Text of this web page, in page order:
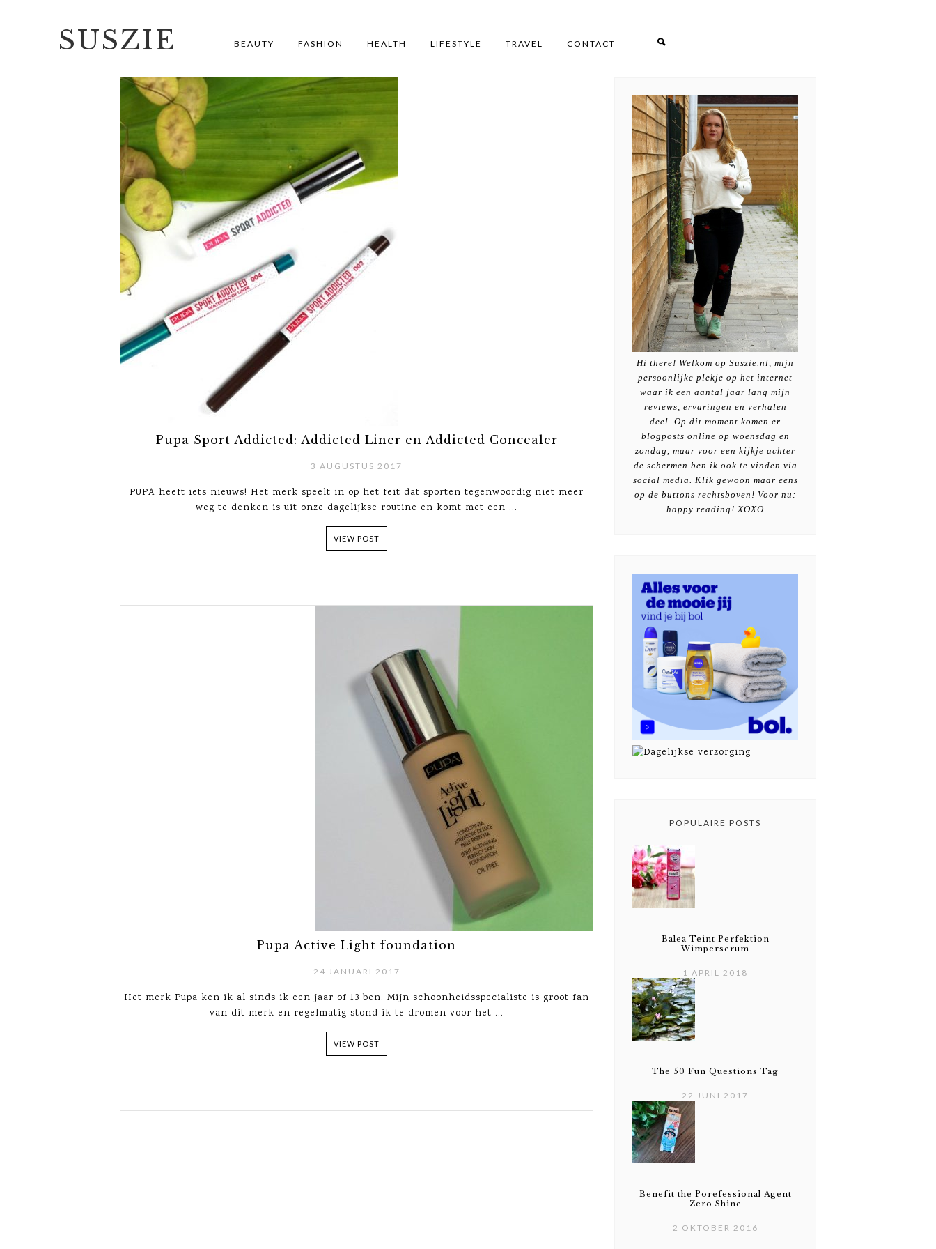
SUSZIE BEAUTY FASHION HEALTH LIFESTYLE TRAVEL CONTACT
Pupa Sport Addicted: Addicted Liner en Addicted Concealer
3 AUGUSTUS 2017
PUPA heeft iets nieuws! Het merk speelt in op het feit dat sporten tegenwoordig niet meer
weg te denken is uit onze dagelijkse routine en komt met een ...
VIEW POST
Pupa Active Light foundation
24 JANUARI 2017
Het merk Pupa ken ik al sinds ik een jaar of 13 ben. Mijn schoonheidsspecialiste is groot fan
van dit merk en regelmatig stond ik te dromen voor het ...
VIEW POST
Hi there! Welkom op Suszie.nl, mijn
persoonlijke plekje op het internet
waar ik een aantal jaar lang mijn
reviews, ervaringen en verhalen
deel. Op dit moment komen er
blogposts online op woensdag en
zondag, maar voor een kijkje achter
de schermen ben ik ook te vinden via
social media. Klik gewoon maar eens
op de buttons rechtsboven! Voor nu:
happy reading! XOXO
POPULAIRE POSTS
Balea Teint Perfektion
Wimperserum
1 APRIL 2018
The 50 Fun Questions Tag
22 JUNI 2017
Benefit the Porefessional Agent
Zero Shine
2 OKTOBER 2016